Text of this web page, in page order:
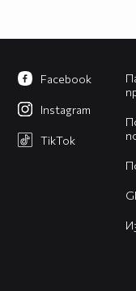
Facebook
Instagram
TikTok